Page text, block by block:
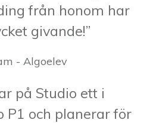
från honom har
givande!”
- Algoelev
på Studio ett i
P1 och planerar för